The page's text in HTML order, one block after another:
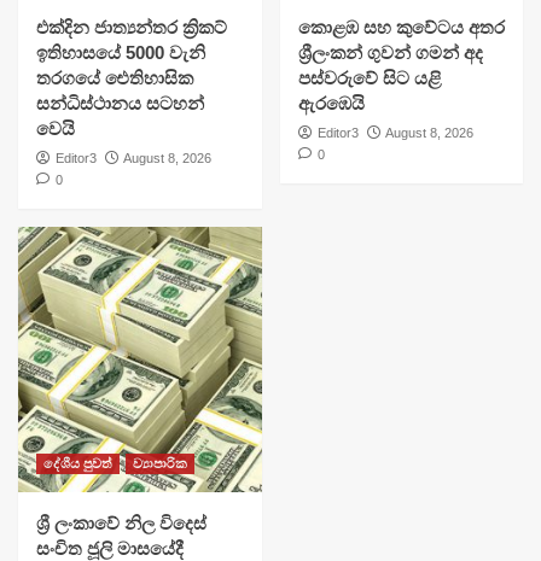
එක්දින ජාත්‍යන්තර ක්‍රිකට්
ඉතිහාසයේ 5000 වැනි
තරගයේ ඓතිහාසික
සන්ධිස්ථානය සටහන්
වෙයි
Editor3
August 8, 2026
0
​කොළඹ සහ කුවේටය අතර
ශ්‍රීලංකන් ගුවන් ගමන් අද
පස්වරුවේ සිට යළි
ඇරඹෙයි
Editor3
August 8, 2026
0
දේශීය පුවත් ව්‍යාපාරික
ශ්‍රී ලංකාවේ නිල විදෙස්
සංචිත ජූලි මාසයේදී